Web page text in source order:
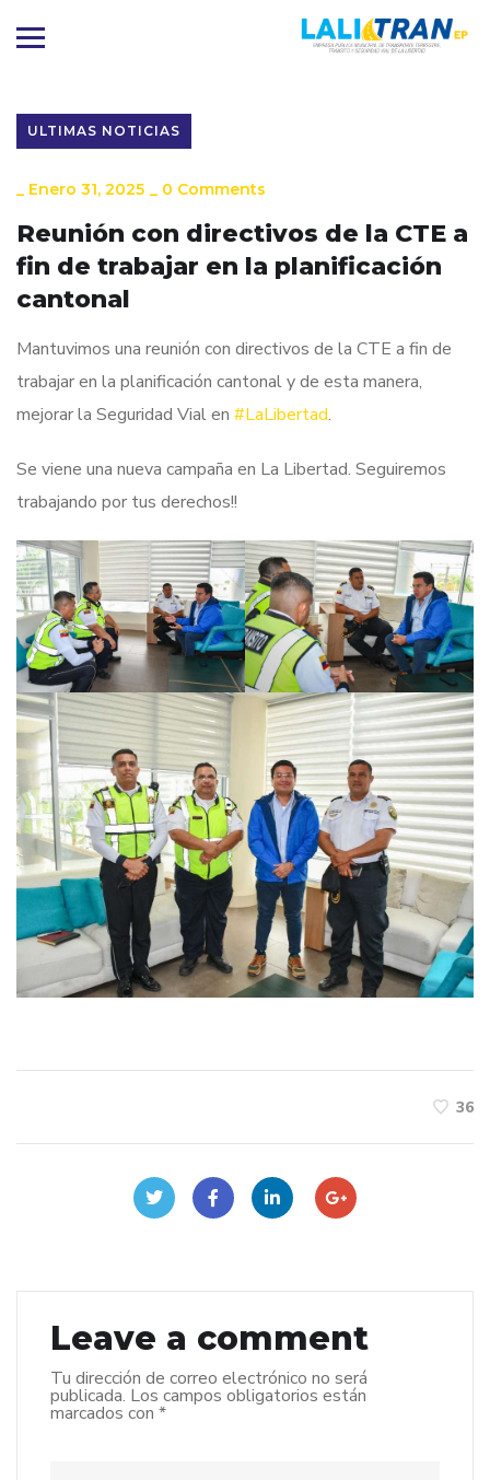
ULTIMAS NOTICIAS
_ Enero 31, 2025 _ 0 Comments
Reunión con directivos de la CTE a
fin de trabajar en la planificación
cantonal
Mantuvimos una reunión con directivos de la CTE a fin de
trabajar en la planificación cantonal y de esta manera,
mejorar la Seguridad Vial en #LaLibertad.
Se viene una nueva campaña en La Libertad. Seguiremos
trabajando por tus derechos!!
36
Leave a comment
Tu dirección de correo electrónico no será
publicada. Los campos obligatorios están
marcados con *